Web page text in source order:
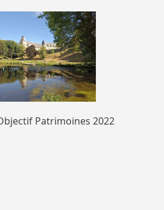
Patrimoines 2022